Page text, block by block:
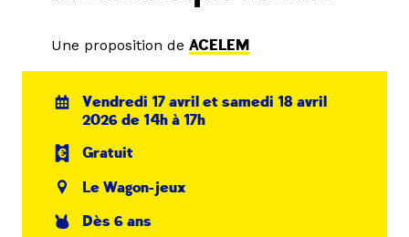
Une proposition de ACELEM
Vendredi 17 avril et samedi 18 avril
2026 de 14h à 17h
Gratuit
Le Wagon-jeux
Dès 6 ans